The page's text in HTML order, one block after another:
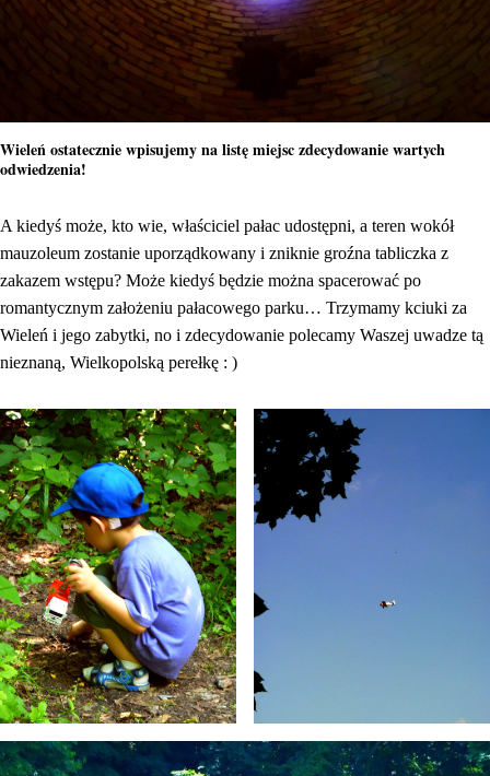
Wieleń ostatecznie wpisujemy na listę miejsc zdecydowanie wartych
odwiedzenia!
A kiedyś może, kto wie, właściciel pałac udostępni, a teren wokół
mauzoleum zostanie uporządkowany i zniknie groźna tabliczka z
zakazem wstępu? Może kiedyś będzie można spacerować po
romantycznym założeniu pałacowego parku… Trzymamy kciuki za
Wieleń i jego zabytki, no i zdecydowanie polecamy Waszej uwadze tą
nieznaną, Wielkopolską perełkę : )